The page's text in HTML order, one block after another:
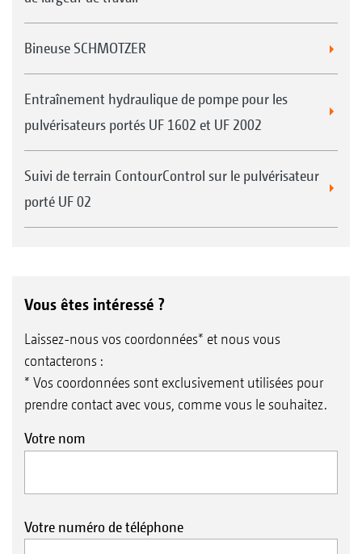
Bineuse SCHMOTZER
Entraînement hydraulique de pompe pour les
pulvérisateurs portés UF 1602 et UF 2002
Suivi de terrain ContourControl sur le pulvérisateur
porté UF 02
Vous êtes intéressé ?
Laissez-nous vos coordonnées* et nous vous
contacterons :
* Vos coordonnées sont exclusivement utilisées pour
prendre contact avec vous, comme vous le souhaitez.
Votre nom
Votre numéro de téléphone